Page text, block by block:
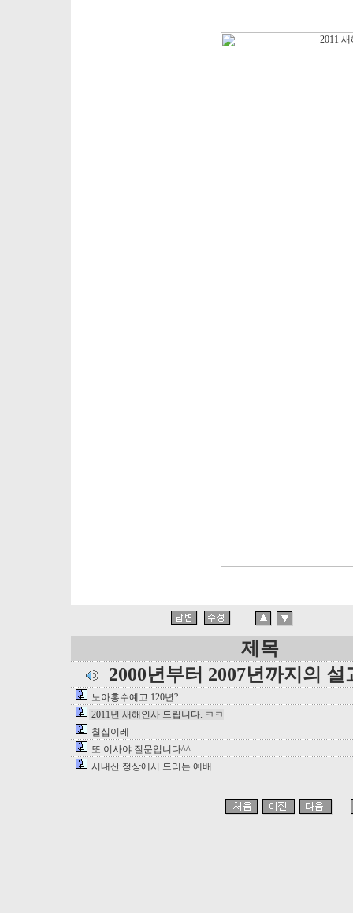
제목
2000년부터 2007년까지의
노아홍수예고 120년?
2011년 새해인사 드립니다. ㅋㅋ
칠십이레
또 이사야 질문입니다^^
시내산 정상에서 드리는 예배